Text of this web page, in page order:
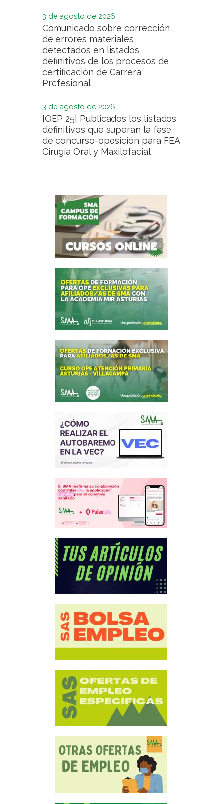
3 de agosto de 2026
Comunicado sobre corrección
de errores materiales
detectados en listados
definitivos de los procesos de
certificación de Carrera
Profesional
3 de agosto de 2026
[OEP 25] Publicados los listados
definitivos que superan la fase
de concurso-oposición para FEA
Cirugía Oral y Maxilofacial